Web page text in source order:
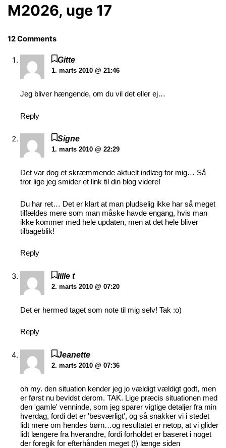
M2026, uge 17
12 Comments
Gitte
1. marts 2010 @ 21:46
Jeg bliver hængende, om du vil det eller ej…
Reply
Signe
1. marts 2010 @ 22:29
Det var dog et skræmmende aktuelt indlæg for mig… Så
tror lige jeg smider et link til din blog videre!
Du har ret… Det er klart at man pludselig ikke har så meget
tilfældes mere som man måske havde engang, hvis man
ikke kommer med hele updaten, men at det hele bliver
tilbageblik!
Reply
lille t
2. marts 2010 @ 07:20
Det er hermed taget som note til mig selv! Tak :o)
Reply
Jeanette
2. marts 2010 @ 07:36
oh my. den situation kender jeg jo vældigt vældigt godt, men
er først nu bevidst derom. TAK. Lige præcis situationen med
den 'gamle' venninde, som jeg sparer vigtige detaljer fra min
hverdag, fordi det er 'besværligt', og så snakker vi i stedet
lidt mere om hendes børn…og resultatet er netop, at vi glider
lidt længere fra hverandre, fordi forholdet er baseret i noget
der foregik for efterhånden meget (!) længe siden